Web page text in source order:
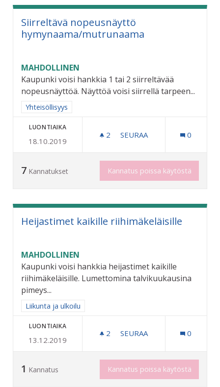
Siirreltävä nopeusnäyttö
hymynaama/mutrunaama
MAHDOLLINEN
Kaupunki voisi hankkia 1 tai 2 siirreltävää
nopeusnäyttöä. Näyttöä voisi siirrellä tarpeen...
Rajaa tulokset aihepiirin mukaan: Yhteisöllisyys
Yhteisöllisyys
LUONTIAIKA
18.10.2019
2 2 SEURAAJAA
SEURAA 0
7 Kannatukset Kannatus poissa käytöstä
Heijastimet kaikille riihimäkeläisille
MAHDOLLINEN
Kaupunki voisi hankkia heijastimet kaikille
riihimäkeläisille. Lumettomina talvikuukausina
pimeys...
Rajaa tulokset aihepiirin mukaan: Liikunta ja ulkoilu
Liikunta ja ulkoilu
LUONTIAIKA
13.12.2019
2 2 SEURAAJAA
SEURAA 0
1 Kannatus Kannatus poissa käytöstä